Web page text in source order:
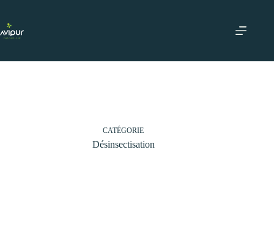
contenu
CATÉGORIE
Désinsectisation